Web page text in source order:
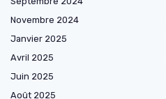
Novembre 2024
Janvier 2025
Avril 2025
Juin 2025
Août 2025